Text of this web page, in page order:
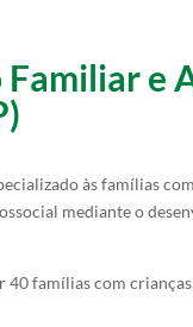
e
às famílias
mediante o
40 famílias com